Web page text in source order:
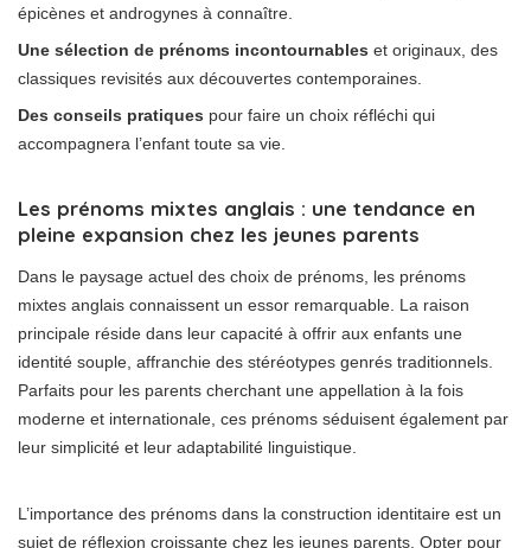
épicènes et androgynes à connaître.
Une sélection de prénoms incontournables et originaux, des
classiques revisités aux découvertes contemporaines.
Des conseils pratiques pour faire un choix réfléchi qui
accompagnera l’enfant toute sa vie.
Les prénoms mixtes anglais : une tendance en
pleine expansion chez les jeunes parents
Dans le paysage actuel des choix de prénoms, les prénoms
mixtes anglais connaissent un essor remarquable. La raison
principale réside dans leur capacité à offrir aux enfants une
identité souple, affranchie des stéréotypes genrés traditionnels.
Parfaits pour les parents cherchant une appellation à la fois
moderne et internationale, ces prénoms séduisent également par
leur simplicité et leur adaptabilité linguistique.
L’importance des prénoms dans la construction identitaire est un
sujet de réflexion croissante chez les jeunes parents. Opter pour